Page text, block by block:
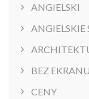
ANGIELSKI
ANGIELSKIE
BEZ EKRANU
CENY